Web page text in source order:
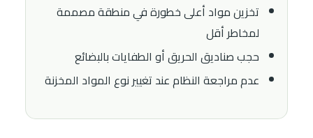
تخزين مواد أعلى خطورة في منطقة مصممة
لمخاطر أقل
حجب صناديق الحريق أو الطفايات بالبضائع
عدم مراجعة النظام عند تغيير نوع المواد المخزنة